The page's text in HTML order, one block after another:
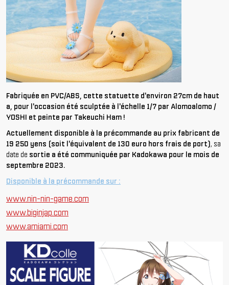
Fabriquée en PVC/ABS, cette statuette d'environ 27cm de haut
a, pour l'occasion été sculptée à l'échelle 1/7 par Alomoalomo /
YOSHI et peinte par Takeuchi Ham !
Actuellement disponible à la précommande au prix fabricant de
19 250 yens (soit l'équivalent de 130 euro hors frais de port), sa
date de sortie a été communiquée par Kadokawa pour le mois de
septembre 2023.
Disponible à la précommande sur :
www.nin-nin-game.com
www.biginjap.com
www.amiami.com